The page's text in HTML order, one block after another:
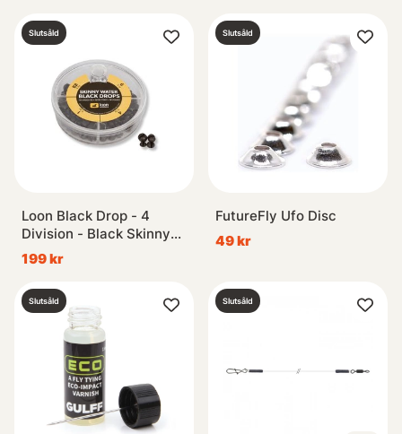
Slutsåld
Loon Black Drop - 4
Division - Black Skinny
Water
199 kr
Slutsåld
FutureFly Ufo Disc
49 kr
Slutsåld Slutsåld